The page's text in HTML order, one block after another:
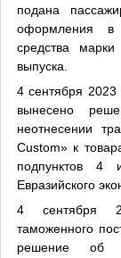
подана
оформления в
средства
выпуска.
4 сентября
вынесено
неотнесении
Custom» к
подпунктов 4
Евразийского
4 сентября
таможенного
решение об